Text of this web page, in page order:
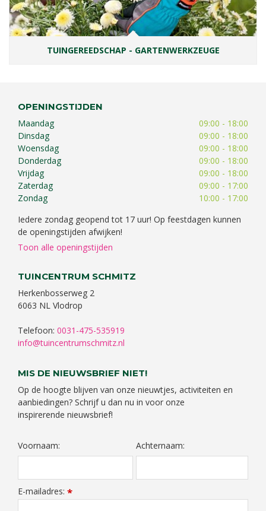
TUINGEREEDSCHAP - GARTENWERKZEUGE
OPENINGSTIJDEN
Maandag
09:00 - 18:00
Dinsdag
09:00 - 18:00
Woensdag
09:00 - 18:00
Donderdag
09:00 - 18:00
Vrijdag
09:00 - 18:00
Zaterdag
09:00 - 17:00
Zondag
10:00 - 17:00
Iedere zondag geopend tot 17 uur! Op feestdagen kunnen
de openingstijden afwijken!
Toon alle openingstijden
TUINCENTRUM SCHMITZ
Herkenbosserweg 2
6063 NL Vlodrop
Telefoon: 0031-475-535919
info@tuincentrumschmitz.nl
MIS DE NIEUWSBRIEF NIET!
Op de hoogte blijven van onze nieuwtjes, activiteiten en
aanbiedingen? Schrijf u dan nu in voor onze
inspirerende nieuwsbrief!
Voornaam: Achternaam:
E-mailadres: *